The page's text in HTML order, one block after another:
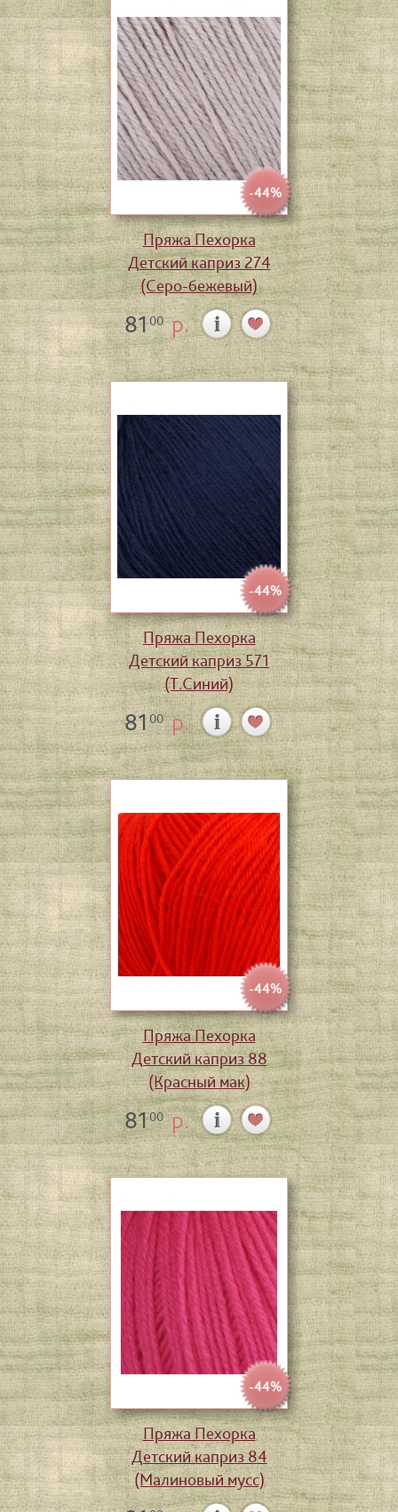
-44%
Пряжа Пехорка
Детский каприз 274
(Серо-бежевый)
8100р.
-44%
Пряжа Пехорка
Детский каприз 571
(Т.Синий)
8100р.
-44%
Пряжа Пехорка
Детский каприз 88
(Красный мак)
8100р.
-44%
Пряжа Пехорка
Детский каприз 84
(Малиновый мусс)